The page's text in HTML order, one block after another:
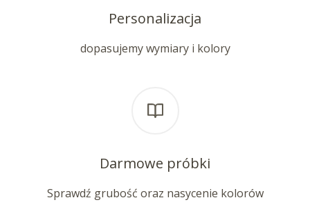
Personalizacja
dopasujemy wymiary i kolory
Darmowe próbki
Sprawdź grubość oraz nasycenie kolorów